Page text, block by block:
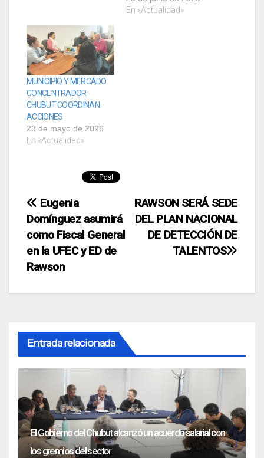
En «Actualidad»
MUNICIPIO Y MERCADO
CONCENTRADOR
CHUBUT COORDINAN
ACCIONES
23 de mayo de 2026
En «Actualidad»
Navegación
de
entradas
RAWSON SERÁ SEDE
DEL PLAN NACIONAL
DE DETECCIÓN DE
TALENTOS
Eugenia
Domínguez asumirá
como Fiscal General
en la UFEC y ED de
Rawson
Entrada relacionada
El Gobierno del Chubut alcanzó un acuerdo salarial con
los gremios del sector